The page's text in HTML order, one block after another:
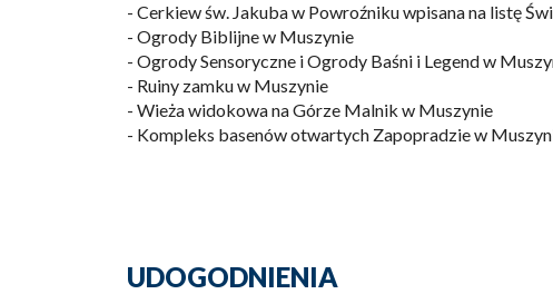
- Cerkiew św. Jakuba w Powroźniku wpisana na listę
- Ogrody Biblijne w Muszynie
- Ogrody Sensoryczne i Ogrody Baśni i Legend w
- Ruiny zamku w Muszynie
- Wieża widokowa na Górze Malnik w Muszynie
- Kompleks basenów otwartych Zapopradzie w
UDOGODNIENIA